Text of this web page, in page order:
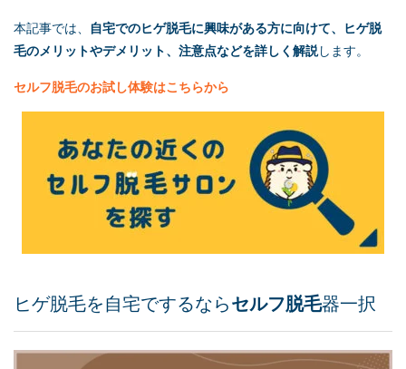
本記事では、
自宅でのヒゲ脱毛に興味がある方に向けて、ヒゲ脱
毛のメリットやデメリット、注意点などを詳しく解説します。
セルフ脱毛のお試し体験はこちらから
ヒゲ脱毛を自宅でするならセルフ脱毛器一択